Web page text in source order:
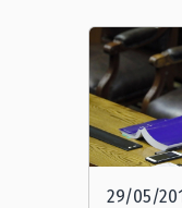
29/05/